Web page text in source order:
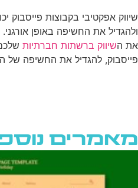
שיווק אפקטיבי בקבוצות
ולהגדיל את החשיפה באופן
את השיווק ברשתות חברתיות
פייסבוק, להגדיל את החשיפה של
מאמרים